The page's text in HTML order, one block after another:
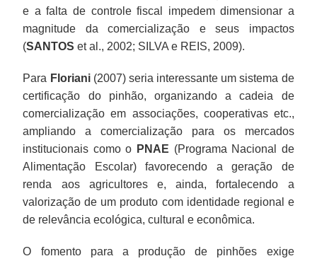
e a falta de controle fiscal impedem dimensionar a
magnitude da comercialização e seus impactos
(SANTOS et al., 2002; SILVA e REIS, 2009).
Para Floriani(2007) seria interessante um sistema de
certificação do pinhão, organizando a cadeia de
comercialização em associações, cooperativas etc.,
ampliando a comercialização para os mercados
institucionais como o PNAE (Programa Nacional de
Alimentação Escolar) favorecendo a geração de
renda aos agricultores e, ainda, fortalecendo a
valorização de um produto com identidade regional e
de relevância ecológica, cultural e econômica.
O fomento para a produção de pinhões exige